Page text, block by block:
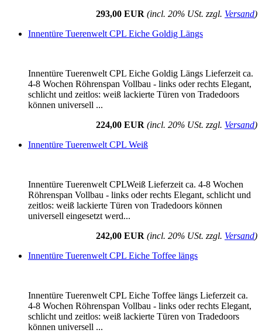
293,00 EUR (incl. 20% USt. zzgl. Versand)
Innentüre Tuerenwelt CPL Eiche Goldig Längs
Innentüre Tuerenwelt CPL Eiche Goldig Längs Lieferzeit ca.
4-8 Wochen Röhrenspan Vollbau - links oder rechts Elegant,
schlicht und zeitlos: weiß lackierte Türen von Tradedoors
können universell ...
224,00 EUR (incl. 20% USt. zzgl. Versand)
Innentüre Tuerenwelt CPL Weiß
Innentüre Tuerenwelt CPLWeiß Lieferzeit ca. 4-8 Wochen
Röhrenspan Vollbau - links oder rechts Elegant, schlicht und
zeitlos: weiß lackierte Türen von Tradedoors können
universell eingesetzt werd...
242,00 EUR (incl. 20% USt. zzgl. Versand)
Innentüre Tuerenwelt CPL Eiche Toffee längs
Innentüre Tuerenwelt CPL Eiche Toffee längs Lieferzeit ca.
4-8 Wochen Röhrenspan Vollbau - links oder rechts Elegant,
schlicht und zeitlos: weiß lackierte Türen von Tradedoors
können universell ...